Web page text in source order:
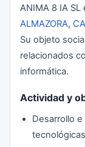
ANIMA 8 IA
ALMAZORA,
Su objeto
relacionados
informática.
Actividad y
Desarrollo
tecnológicas